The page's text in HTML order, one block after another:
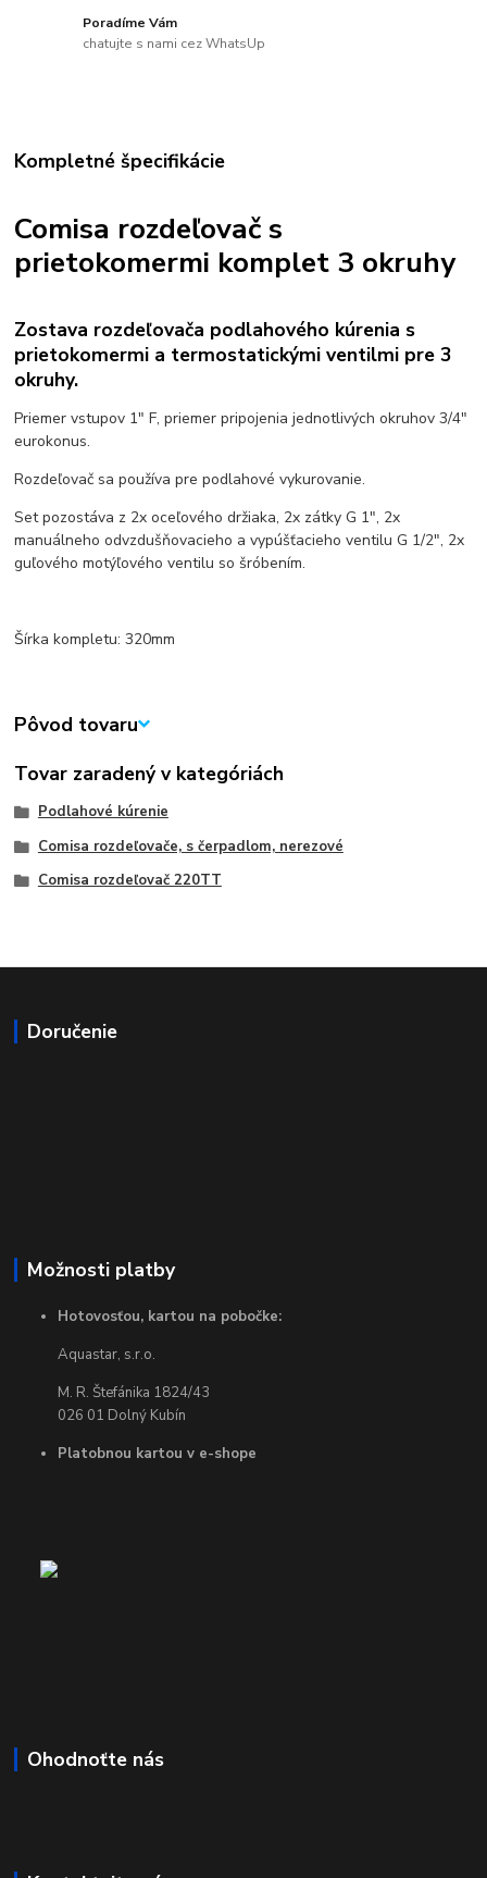
Poradíme Vám
chatujte s nami cez WhatsUp
Kompletné špecifikácie
Comisa rozdeľovač s
prietokomermi komplet 3 okruhy
Zostava rozdeľovača podlahového kúrenia s
prietokomermi a termostatickými ventilmi pre 3
okruhy.
Priemer vstupov 1" F, priemer pripojenia jednotlivých okruhov 3/4"
eurokonus.
Rozdeľovač sa používa pre podlahové vykurovanie.
Set pozostáva z 2x oceľového držiaka, 2x zátky G 1", 2x
manuálneho odvzdušňovacieho a vypúšťacieho ventilu G 1/2", 2x
guľového motýľového ventilu so šróbením.
Šírka kompletu: 320mm
Pôvod tovaru
Tovar zaradený v kategóriách
Podlahové kúrenie
Comisa rozdeľovače, s čerpadlom, nerezové
Comisa rozdeľovač 220TT
Doručenie
Možnosti platby
Hotovosťou, kartou na pobočke:
Aquastar, s.r.o.
M. R. Štefánika 1824/43
026 01 Dolný Kubín
Platobnou kartou v e-shope
Ohodnoťte nás